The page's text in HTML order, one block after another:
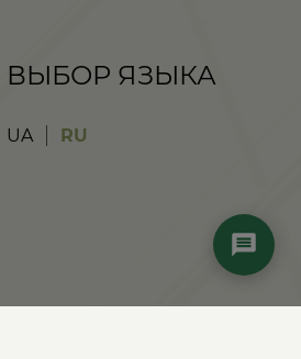
ВЫБОР ЯЗЫКА
UA RU